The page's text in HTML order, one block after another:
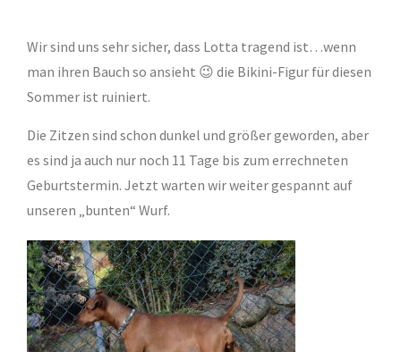
Wir sind uns sehr sicher, dass Lotta tragend ist…wenn
man ihren Bauch so ansieht 😉 die Bikini-Figur für diesen
Sommer ist ruiniert.
Die Zitzen sind schon dunkel und größer geworden, aber
es sind ja auch nur noch 11 Tage bis zum errechneten
Geburtstermin. Jetzt warten wir weiter gespannt auf
unseren „bunten“ Wurf.